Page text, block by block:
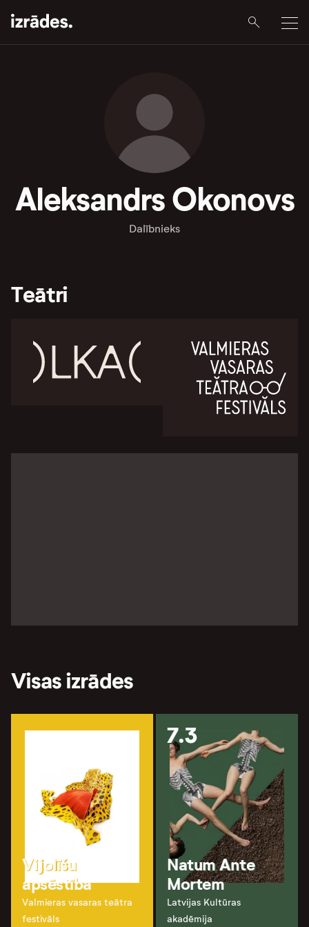
Aleksandrs Okonovs
Dalībnieks
Teātri
Visas izrādes
Vijolīšu
apsēstība
Valmieras vasaras teātra
festivāls
7.3
Natum Ante
Mortem
Latvijas Kultūras
akadēmija